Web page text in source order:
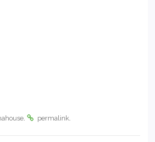
. permalink.